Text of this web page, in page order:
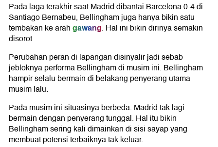
Pada laga terakhir saat Madrid dibantai Barcelona 0-4 di
Santiago Bernabeu, Bellingham juga hanya bikin satu
tembakan ke arahgawang. Hal ini bikin dirinya semakin
disorot.
Perubahan peran di lapangan disinyalir jadi sebab
jebloknya performa Bellingham di musim ini. Bellingham
hampir selalu bermain di belakang penyerang utama
musim lalu.
Pada musim ini situasinya berbeda. Madrid tak lagi
bermain dengan penyerang tunggal. Hal itu bikin
Bellingham sering kali dimainkan di sisi sayap yang
membuat potensi terbaiknya tak keluar.